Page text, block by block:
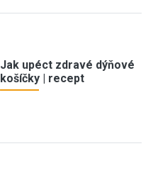
Jak upéct zdravé dýňové
košíčky | recept